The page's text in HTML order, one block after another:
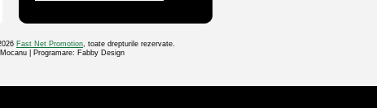
Fast Net Promotion, toate drepturile rezervate.
| Programare: Fabby Design